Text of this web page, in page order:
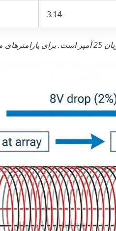
3.14